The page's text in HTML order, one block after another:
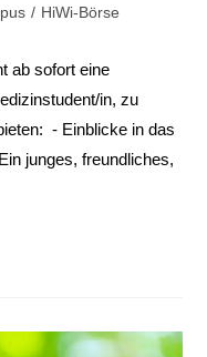
/ HiWi-Börse
ab sofort eine
in, zu
- Einblicke in das
junges, freundliches,